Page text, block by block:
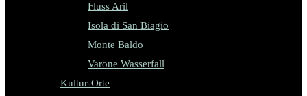
Fluss Aril
Isola di San Biagio
Monte Baldo
Varone Wasserfall
Kultur-Orte